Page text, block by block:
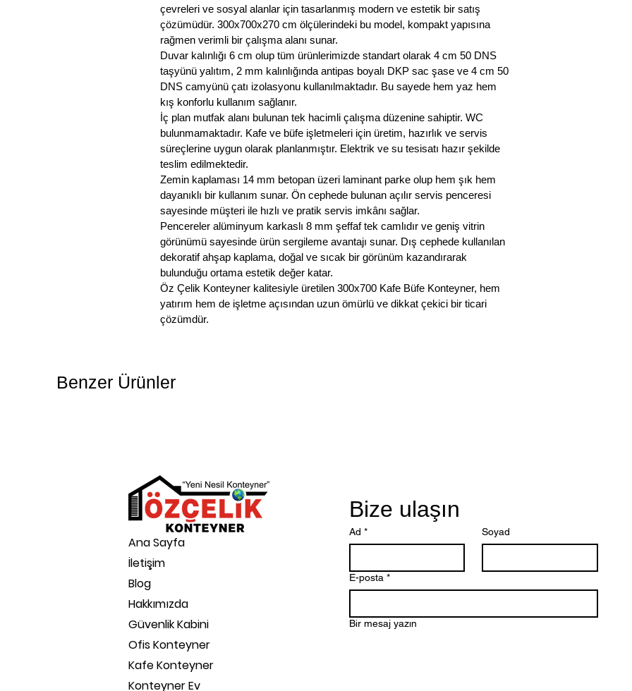
çevreleri ve sosyal alanlar için tasarlanmış modern ve estetik bir satış
çözümüdür. 300x700x270 cm ölçülerindeki bu model, kompakt yapısına
rağmen verimli bir çalışma alanı sunar.
Duvar kalınlığı 6 cm olup tüm ürünlerimizde standart olarak 4 cm 50 DNS
taşyünü yalıtım, 2 mm kalınlığında antipas boyalı DKP sac şase ve 4 cm 50
DNS camyünü çatı izolasyonu kullanılmaktadır. Bu sayede hem yaz hem
kış konforlu kullanım sağlanır.
İç plan mutfak alanı bulunan tek hacimli çalışma düzenine sahiptir. WC
bulunmamaktadır. Kafe ve büfe işletmeleri için üretim, hazırlık ve servis
süreçlerine uygun olarak planlanmıştır. Elektrik ve su tesisatı hazır şekilde
teslim edilmektedir.
Zemin kaplaması 14 mm betopan üzeri laminant parke olup hem şık hem
dayanıklı bir kullanım sunar. Ön cephede bulunan açılır servis penceresi
sayesinde müşteri ile hızlı ve pratik servis imkânı sağlar.
Pencereler alüminyum karkaslı 8 mm şeffaf tek camlıdır ve geniş vitrin
görünümü sayesinde ürün sergileme avantajı sunar. Dış cephede kullanılan
dekoratif ahşap kaplama, doğal ve sıcak bir görünüm kazandırarak
bulunduğu ortama estetik değer katar.
Öz Çelik Konteyner kalitesiyle üretilen 300x700 Kafe Büfe Konteyner, hem
yatırım hem de işletme açısından uzun ömürlü ve dikkat çekici bir ticari
çözümdür.
Benzer Ürünler
Ana Sayfa
İletişim
Blog
Hakkımızda
Güvenlik Kabini
Ofis Konteyner
Kafe Konteyner
Konteyner Ev
Bize ulaşın
Ad * Soyad
E-posta *
Bir mesaj yazın